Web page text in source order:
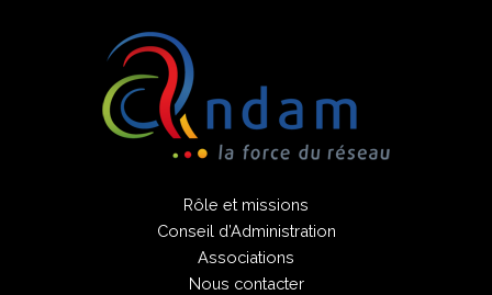
Rôle et missions
Conseil d’Administration
Associations
Nous contacter